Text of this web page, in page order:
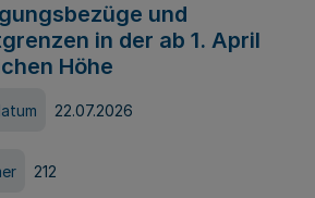
und
in der ab 1. April
Höhe
22.07.2026
212